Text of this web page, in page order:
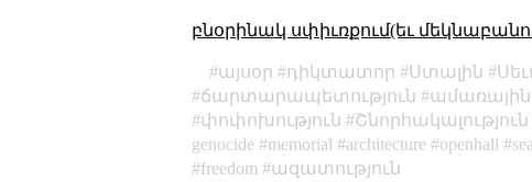
բնօրինակ սփիւռքում(եւ
այսօր դիկտատոր Ստալին
ճարտարապետություն
փոփոխություն
Շնորհակալություն
genocide
memorial architecture openhall
freedom
ազատություն